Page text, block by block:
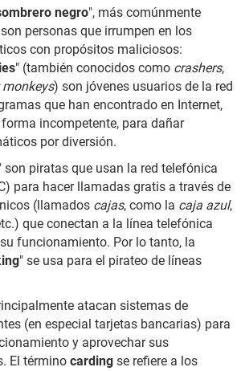
negro", más comúnmente
personas que irrumpen en los
con propósitos maliciosos:
" (también conocidos como crashers,
) son jóvenes usuarios de la red
que han encontrado en Internet,
incompetente, para dañar
por diversión.
son piratas que usan la red telefónica
para hacer llamadas gratis a través de
(llamados cajas, como la caja azul,
que conectan a la línea telefónica
funcionamiento. Por lo tanto, la
" se usa para el pirateo de líneas
atacan sistemas de
(en especial tarjetas bancarias) para
y aprovechar sus
El término carding se refiere a los